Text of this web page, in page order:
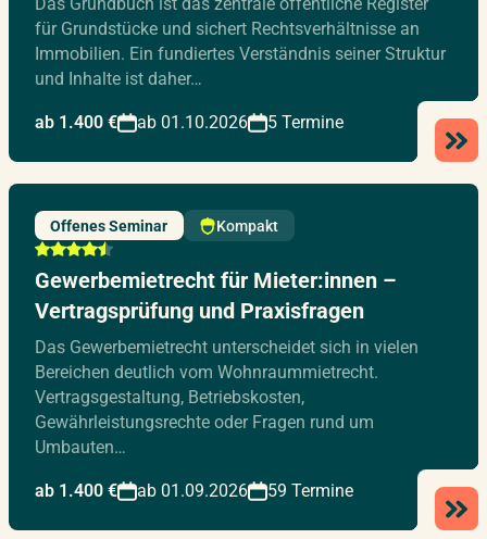
für Grundstücke und sichert Rechtsverhältnisse an
Immobilien. Ein fundiertes Verständnis seiner Struktur
und Inhalte ist daher…
ab 1.400 € ab 01.10.2026 5 Termine
Offenes Seminar Kompakt
Gewerbemietrecht für Mieter:innen –
Vertragsprüfung und Praxisfragen
Das Gewerbemietrecht unterscheidet sich in vielen
Bereichen deutlich vom Wohnraummietrecht.
Vertragsgestaltung, Betriebskosten,
Gewährleistungsrechte oder Fragen rund um
Umbauten…
ab 1.400 € ab 01.09.2026 59 Termine